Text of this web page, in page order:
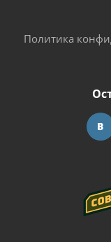
Политика